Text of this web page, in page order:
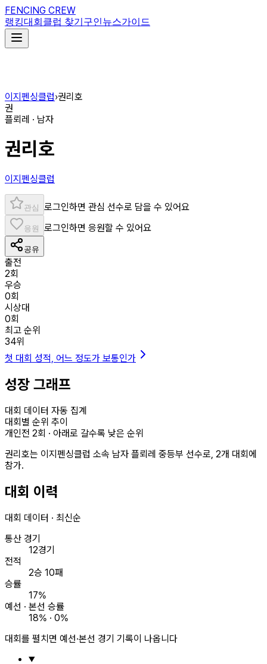
FENCING CREW
랭킹대회 클럽 찾기 구인뉴스가이드
이지펜싱클럽›권리호
권
플뢰레 · 남자
권리호
이지펜싱클럽
관심 로그인하면 관심 선수로 담을 수 있어요
응원 로그인하면 응원할 수 있어요
공유
출전
2회
우승
0회
시상대
0회
최고 순위
34위
첫 대회 성적, 어느 정도가 보통인가
성장 그래프
대회 데이터 자동 집계
대회별 순위 추이
개인전 2회 · 아래로 갈수록 낮은 순위
권리호는 이지펜싱클럽 소속 남자 플뢰레 중등부 선수로, 2개 대회에
참가.
대회 이력
대회 데이터 · 최신순
통산 경기
12경기
전적
2승 10패
승률
17%
예선 · 본선 승률
18% · 0%
대회를 펼치면 예선·본선 경기 기록이 나옵니다